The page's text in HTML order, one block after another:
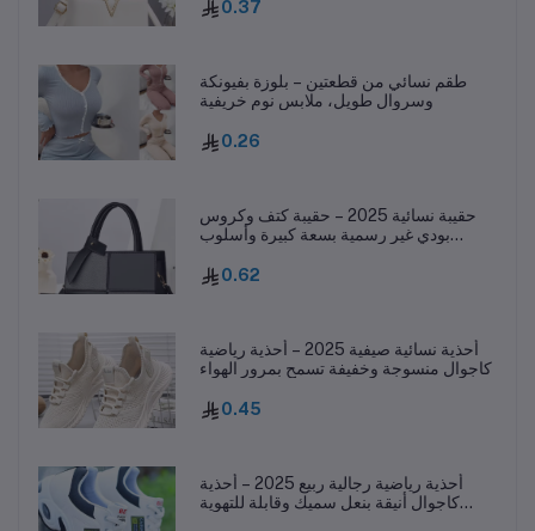
0.37
طقم نسائي من قطعتين – بلوزة بفيونكة
وسروال طويل، ملابس نوم خريفية
0.26
حقيبة نسائية 2025 – حقيبة كتف وكروس
بودي غير رسمية بسعة كبيرة وأسلوب
0.62
أحذية نسائية صيفية 2025 – أحذية رياضية
كاجوال منسوجة وخفيفة تسمح بمرور الهواء
0.45
أحذية رياضية رجالية ربيع 2025 – أحذية
كاجوال أنيقة بنعل سميك وقابلة للتهوية